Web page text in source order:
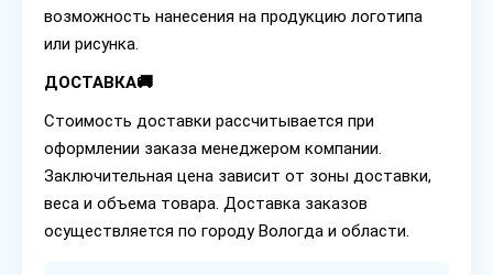
возможность нанесения на продукцию логотипа
или рисунка.
ДОСТАВКА🚚
Стоимость доставки рассчитывается при
оформлении заказа менеджером компании.
Заключительная цена зависит от зоны доставки,
веса и объема товара. Доставка заказов
осуществляется по городу Вологда и области.